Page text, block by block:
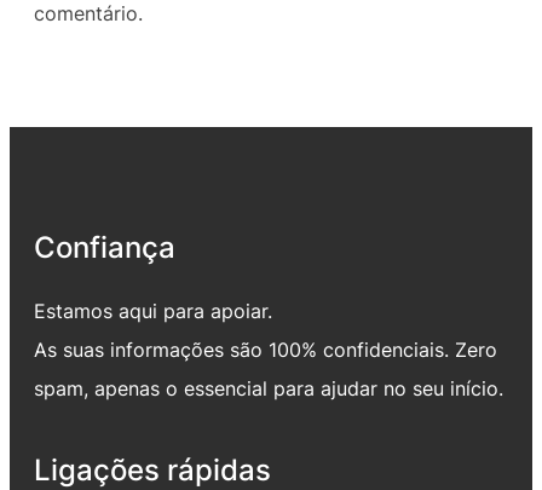
comentário.
Confiança
Estamos aqui para apoiar.
As suas informações são 100% confidenciais. Zero
spam, apenas o essencial para ajudar no seu início.
Ligações rápidas